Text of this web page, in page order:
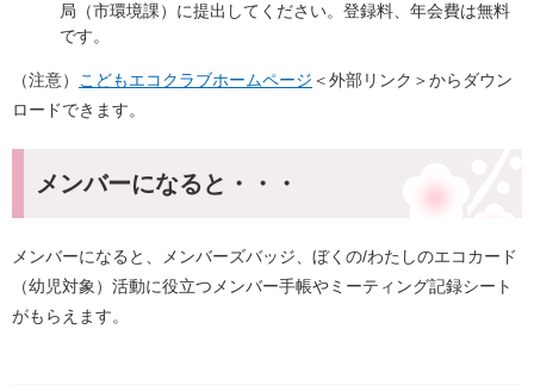
局（市環境課）に提出してください。登録料、年会費は無料
です。
（注意） こどもエコクラブホームページ ＜外部リンク＞からダウン
ロードできます。
メンバーになると・・・
メンバーになると、メンバーズバッジ、ぼくの/わたしのエコカード
（幼児対象）活動に役立つメンバー手帳やミーティング記録シート
がもらえます。